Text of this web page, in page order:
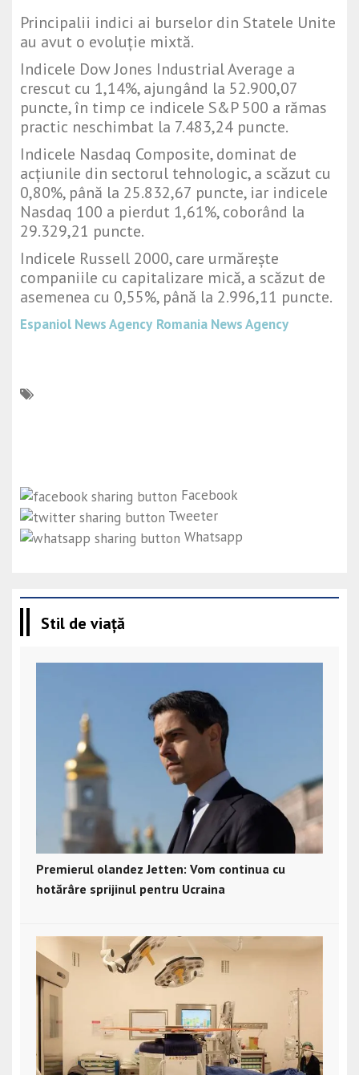
Principalii indici ai burselor din Statele Unite
au avut o evoluție mixtă.
Indicele Dow Jones Industrial Average a
crescut cu 1,14%, ajungând la 52.900,07
puncte, în timp ce indicele S&P 500 a rămas
practic neschimbat la 7.483,24 puncte.
Indicele Nasdaq Composite, dominat de
acțiunile din sectorul tehnologic, a scăzut cu
0,80%, până la 25.832,67 puncte, iar indicele
Nasdaq 100 a pierdut 1,61%, coborând la
29.329,21 puncte.
Indicele Russell 2000, care urmărește
companiile cu capitalizare mică, a scăzut de
asemenea cu 0,55%, până la 2.996,11 puncte.
Espaniol News Agency Romania News Agency
Facebook
Tweeter
Whatsapp
Stil de viață
Premierul olandez Jetten: Vom continua cu
hotărâre sprijinul pentru Ucraina